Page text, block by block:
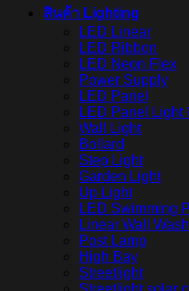
สินค้า Lighting
LED Linear
LED Ribbon
LED Neon Flex
Power Supply
LED Panel
LED Panel Light
Wall Light
Bollard
Step Light
Garden Light
Up Light
LED Swimming
Linear Wall
Post Lamp
High Bay
Streetlight